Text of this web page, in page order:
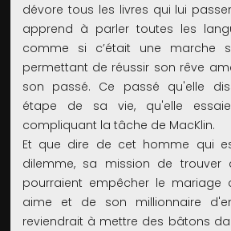
dévore tous les livres qui lui
apprend à parler toutes les
comme si c’était une marche
permettant de réussir son rêve
son passé. Ce passé qu'elle
étape de sa vie, qu'elle
compliquant la tâche de MacKlin.
Et que dire de cet homme qui
dilemme, sa mission de trouver
pourraient empêcher le mariage
aime et de son millionnaire
reviendrait à mettre des bâtons